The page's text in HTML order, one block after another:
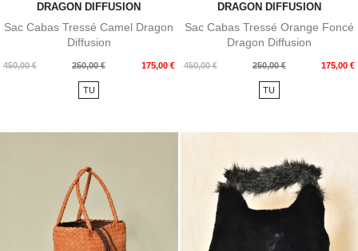
DRAGON DIFFUSION
Sac Cabas Tressé Camel Dragon
Diffusion
450,00 €
Prix
250,00 € 175,00 €
Prix
TU
DRAGON DIFFUSION
Sac Cabas Tressé Orange Foncé
Dragon Diffusion
450,00 €
Prix
250,00 € 175,00 €
Prix
TU